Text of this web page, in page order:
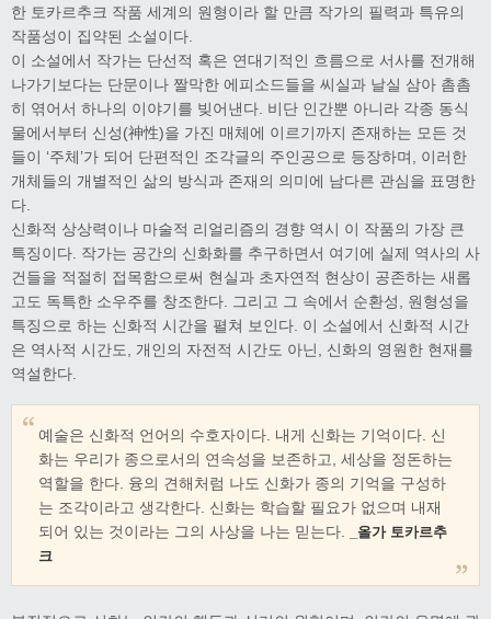
한 토카르추크 작품 세계의 원형이라 할 만큼 작가의 필력과 특유의
작품성이 집약된 소설이다.
이 소설에서 작가는 단선적 혹은 연대기적인 흐름으로 서사를 전개해
나가기보다는 단문이나 짤막한 에피소드들을 씨실과 날실 삼아 촘촘
히 엮어서 하나의 이야기를 빚어낸다. 비단 인간뿐 아니라 각종 동식
물에서부터 신성(神性)을 가진 매체에 이르기까지 존재하는 모든 것
들이 ‘주체’가 되어 단편적인 조각글의 주인공으로 등장하며, 이러한
개체들의 개별적인 삶의 방식과 존재의 의미에 남다른 관심을 표명한
다.
신화적 상상력이나 마술적 리얼리즘의 경향 역시 이 작품의 가장 큰
특징이다. 작가는 공간의 신화화를 추구하면서 여기에 실제 역사의 사
건들을 적절히 접목함으로써 현실과 초자연적 현상이 공존하는 새롭
고도 독특한 소우주를 창조한다. 그리고 그 속에서 순환성, 원형성을
특징으로 하는 신화적 시간을 펼쳐 보인다. 이 소설에서 신화적 시간
은 역사적 시간도, 개인의 자전적 시간도 아닌, 신화의 영원한 현재를
역설한다.
예술은 신화적 언어의 수호자이다. 내게 신화는 기억이다. 신
화는 우리가 종으로서의 연속성을 보존하고, 세상을 정돈하는
역할을 한다. 융의 견해처럼 나도 신화가 종의 기억을 구성하
는 조각이라고 생각한다. 신화는 학습할 필요가 없으며 내재
되어 있는 것이라는 그의 사상을 나는 믿는다.
_올가 토카르추
크